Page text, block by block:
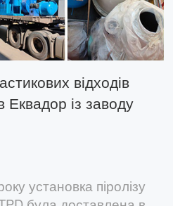
відходів
із заводу
установка піролізу